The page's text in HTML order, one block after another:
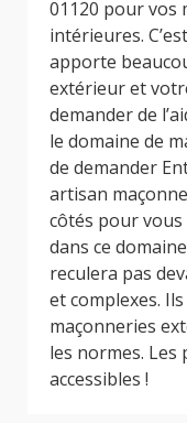
01120 pour vos
intérieures.
apporte
extérieur et
demander de
le domaine de
de demander
artisan
côtés pour
dans ce
reculera pas
et complexes.
maçonneries
les normes.
accessibles !